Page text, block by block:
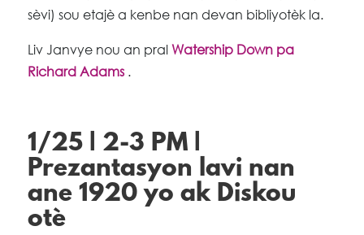
sèvi) sou etajè a kenbe nan devan bibliyotèk la.
Liv Janvye nou an pral Watership Down pa
Richard Adams.
1/25 | 2-3 PM |
Prezantasyon lavi nan
ane 1920 yo ak Diskou
otè